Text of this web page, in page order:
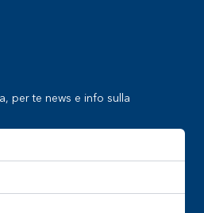
per te news e info sulla